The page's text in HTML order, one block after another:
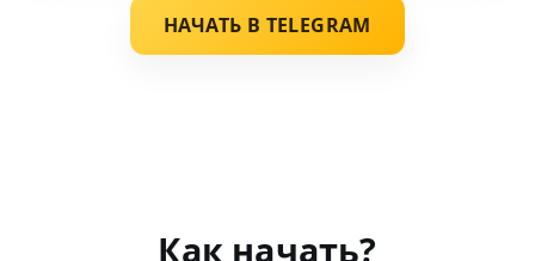
НАЧАТЬ В TELEGRAM
Как начать?